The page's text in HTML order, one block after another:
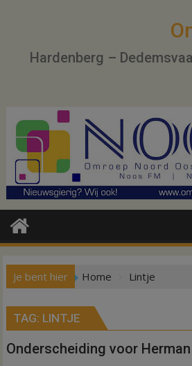
Hardenberg –
Je bent hier Home Lintje
TAG: LINTJE
Onderscheiding voor